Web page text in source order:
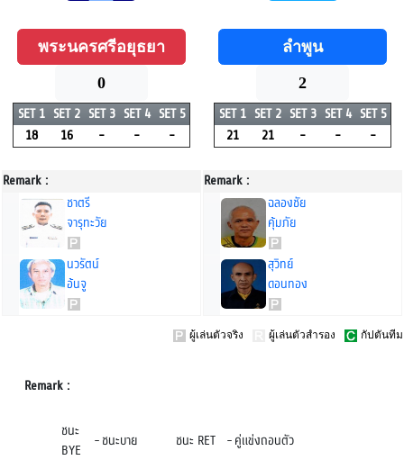
พระนครศรีอยุธยา
0
SET 1 SET 2 SET 3 SET 4 SET 5
18
16 - - -
Remark :
ชาตรี
จารุทะวัย
นวรัตน์
อ้นจู
ลำพูน
2
SET 1 SET 2 SET 3 SET 4 SET 5
21
21 - - -
Remark :
ฉลองชัย
คุ้มภัย
สุวิทย์
ดอนทอง
ผู้เล่นตัวจริง ผู้เล่นตัวสำรอง กัปตันทีม
Remark :
ชนะ
BYE
-ชนะบาย ชนะ RET -คู่แข่งถอนตัว